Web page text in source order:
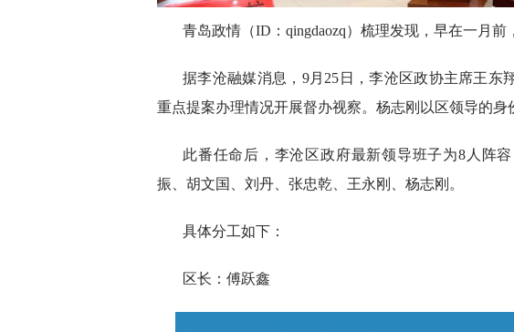
青岛政情（ID：qingdaozq）梳理发现，早在一月前
据李沧融媒消息，9月25日，李沧区政协主席王东
重点提案办理情况开展督办视察。杨志刚以区领导的身
此番任命后，李沧区政府最新领导班子为8人阵
振、胡文国、刘丹、张忠乾、王永刚、杨志刚。
具体分工如下：
区长：傅跃鑫